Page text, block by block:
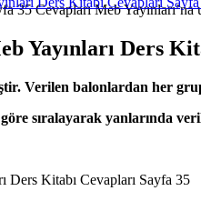
35 Cevapları Meb
Yayınları Ders
Verilen balonlardan her
sıralayarak yanlarında